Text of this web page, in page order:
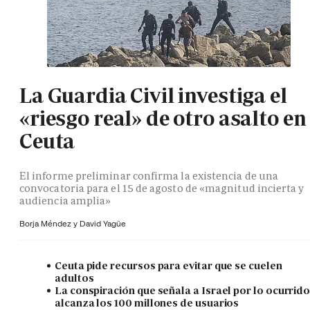
La Guardia Civil investiga el
«riesgo real» de otro asalto en
Ceuta
El informe preliminar confirma la existencia de una
convocatoria para el 15 de agosto de «magnitud incierta y
audiencia amplia»
Borja Méndez y David Yagüe
Ceuta pide recursos para evitar que se cuelen
adultos
La conspiración que señala a Israel por lo ocurrido
alcanza los 100 millones de usuarios